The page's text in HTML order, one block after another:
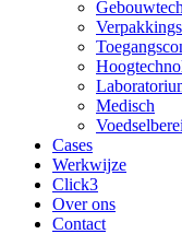
Medisch
Cases
Werkwijze
Click3
Over ons
Contact